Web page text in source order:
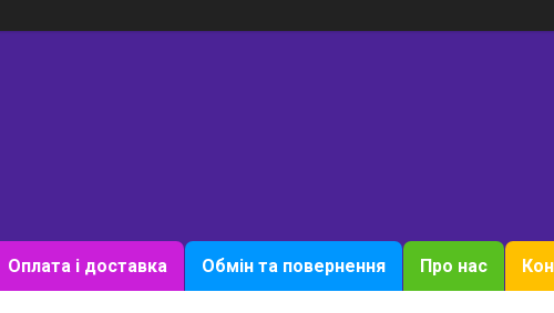
Оплата і доставка Обмін та повернення Про нас